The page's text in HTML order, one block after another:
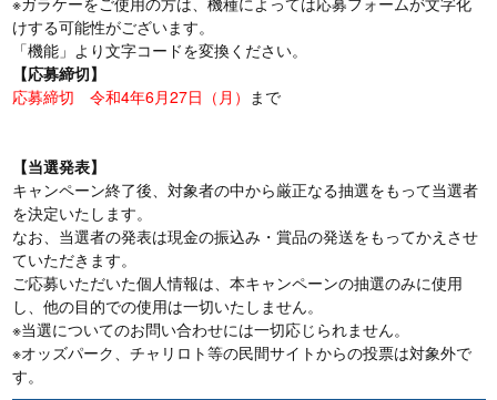
けする可能性がございます。
「機能」より文字コードを変換ください。
【応募締切】
応募締切 令和4年6月27日（月） まで
【当選発表】
キャンペーン終了後、対象者の中から厳正なる抽選をもって当選者
を決定いたします。
なお、当選者の発表は現金の振込み・賞品の発送をもってかえさせ
ていただきます。
ご応募いただいた個人情報は、本キャンペーンの抽選のみに使用
し、他の目的での使用は一切いたしません。
※当選についてのお問い合わせには一切応じられません。
※オッズパーク、チャリロト等の民間サイトからの投票は対象外で
す。